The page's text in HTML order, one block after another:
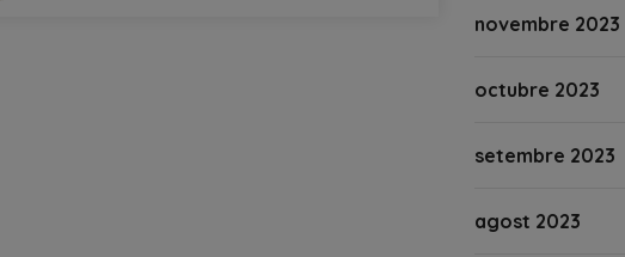
novembre 2023
octubre 2023
setembre 2023
agost 2023